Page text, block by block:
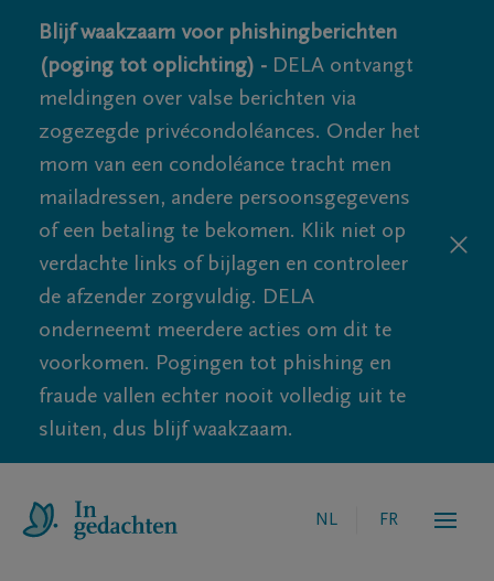
Blijf waakzaam voor phishingberichten
(poging tot oplichting) - DELA ontvangt
meldingen over valse berichten via
zogezegde privécondoléances. Onder het
mom van een condoléance tracht men
mailadressen, andere persoonsgegevens
of een betaling te bekomen. Klik niet op
verdachte links of bijlagen en controleer
de afzender zorgvuldig. DELA
onderneemt meerdere acties om dit te
voorkomen. Pogingen tot phishing en
fraude vallen echter nooit volledig uit te
sluiten, dus blijf waakzaam.
NL FR